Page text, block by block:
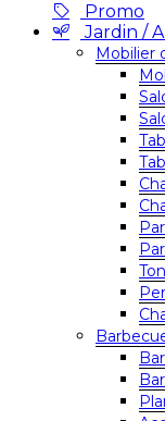
Promo
Jardin /
Mobilier